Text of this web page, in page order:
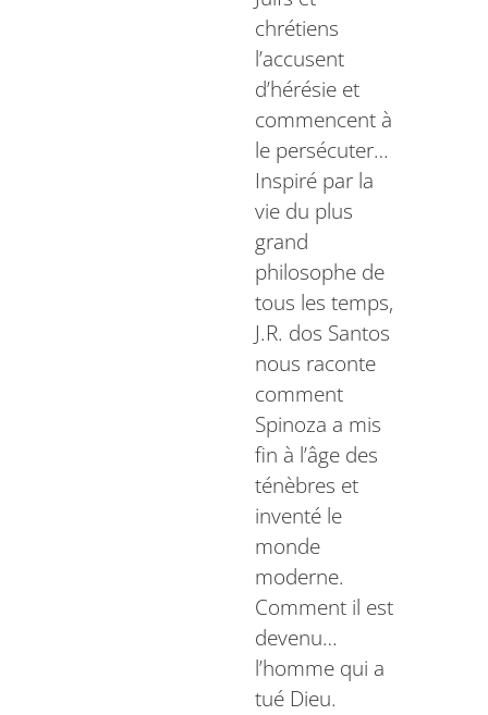
chrétiens
l’accusent
d’hérésie et
commencent à
le persécuter…
Inspiré par la
vie du plus
grand
philosophe de
tous les temps,
J.R. dos Santos
nous raconte
comment
Spinoza a mis
fin à l’âge des
ténèbres et
inventé le
monde
moderne.
Comment il est
devenu…
l’homme qui a
tué Dieu.